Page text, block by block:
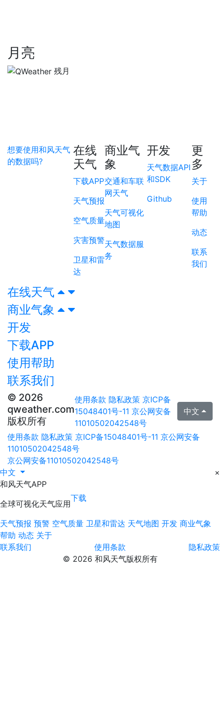
月亮
残月
想要使用和风天气
的数据吗?
在线
天气
下载APP
天气预报
空气质量
灾害预警
卫星和雷
达
商业气
象
交通和车联
网天气
天气可视化
地图
天气数据服
务
开发
天气数据API
和SDK
Github
更
多
关于
使用
帮助
动态
联系
我们
在线天气
商业气象
开发
下载APP
使用帮助
联系我们
© 2026
qweather.com
版权所有
使用条款 隐私政策 京ICP备
15048401号-11 京公网安备
11010502042548号
中文
使用条款 隐私政策 京ICP备15048401号-11 京公网安备
11010502042548号
京公网安备11010502042548号
中文
×
和风天气APP
全球可视化天气应用
下载
天气预报 预警 空气质量 卫星和雷达 天气地图 开发 商业气象
帮助 动态 关于
联系我们
使用条款
隐私政策
© 2026 和风天气版权所有